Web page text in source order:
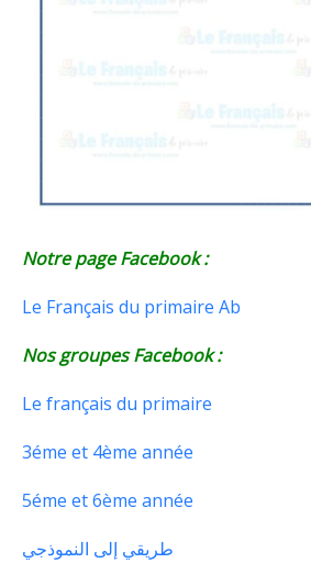
Notre page Facebook :
Le Français du primaire Ab
Nos groupes Facebook :
Le français du primaire
3éme et 4ème année
5éme et 6ème année
طريقي إلى النموذجي